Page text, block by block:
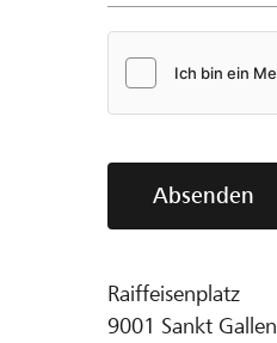
Absenden
Raiffeisenplatz
9001 Sankt Gallen